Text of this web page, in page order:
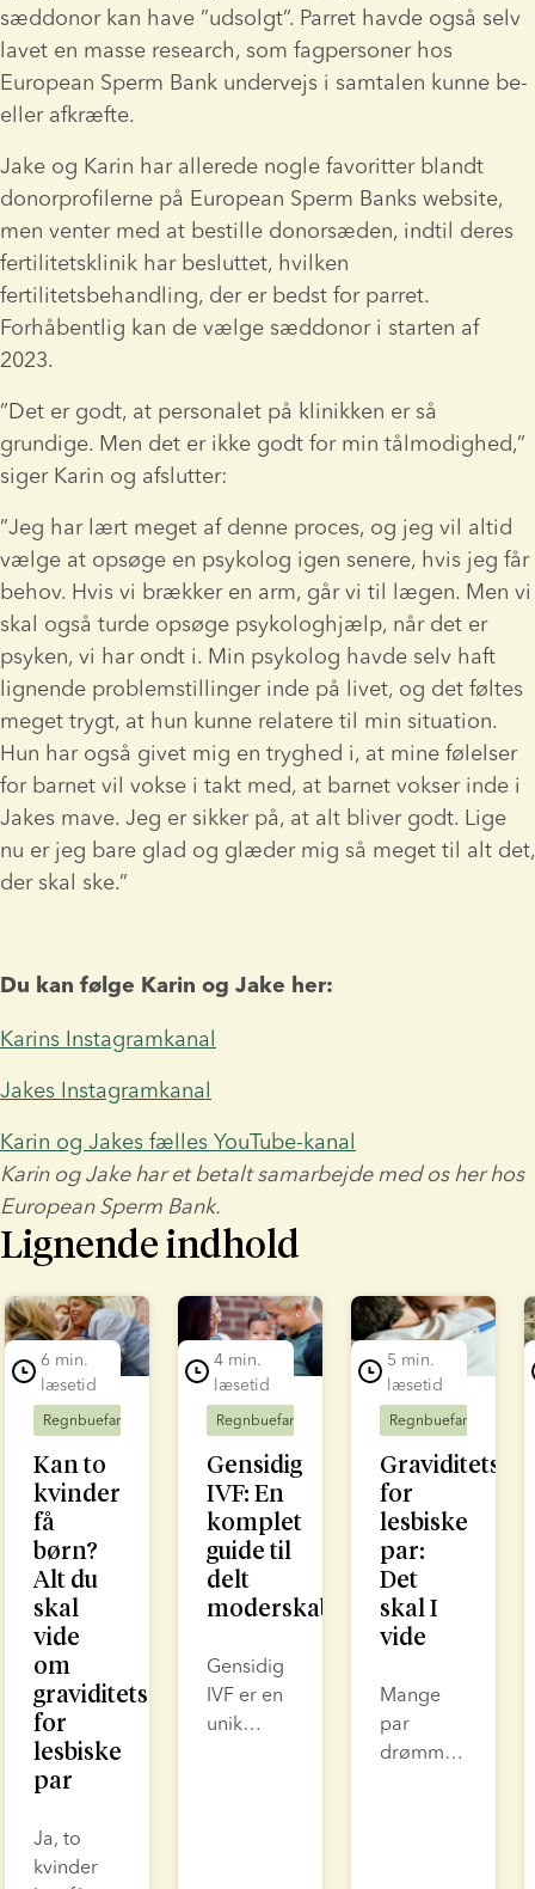
sæddonor kan have ”udsolgt”. Parret havde også selv
lavet en masse research, som fagpersoner hos
European Sperm Bank undervejs i samtalen kunne be-
eller afkræfte.
Jake og Karin har allerede nogle favoritter blandt
donorprofilerne på European Sperm Banks website,
men venter med at bestille donorsæden, indtil deres
fertilitetsklinik har besluttet, hvilken
fertilitetsbehandling, der er bedst for parret.
Forhåbentlig kan de vælge sæddonor i starten af
2023.
”Det er godt, at personalet på klinikken er så
grundige. Men det er ikke godt for min tålmodighed,”
siger Karin og afslutter:
”Jeg har lært meget af denne proces, og jeg vil altid
vælge at opsøge en psykolog igen senere, hvis jeg får
behov. Hvis vi brækker en arm, går vi til lægen. Men vi
skal også turde opsøge psykologhjælp, når det er
psyken, vi har ondt i. Min psykolog havde selv haft
lignende problemstillinger inde på livet, og det føltes
meget trygt, at hun kunne relatere til min situation.
Hun har også givet mig en tryghed i, at mine følelser
for barnet vil vokse i takt med, at barnet vokser inde i
Jakes mave. Jeg er sikker på, at alt bliver godt. Lige
nu er jeg bare glad og glæder mig så meget til alt det,
der skal ske.”
Du kan følge Karin og Jake her:
Karins Instagramkanal
Jakes Instagramkanal
Karin og Jakes fælles YouTube-kanal
Karin og Jake har et betalt samarbejde med os her hos
European Sperm Bank.
Lignende indhold
1 of 7
6 min.
læsetid
Regnbuefamilier Fertilitetsbehandling
Kan to
kvinder
få
børn?
Alt du
skal
vide
om
graviditetsmuligheder
for
lesbiske
par
Ja, to
kvinder
4 min.
læsetid
Regnbuefamilier Fertilitetsbehandling
Gensidig
IVF: En
komplet
guide til
delt
moderskab
Gensidig
IVF er en
unik
5 min.
læsetid
Regnbuefamilier
for
lesbiske
par:
Det
skal I
vide
Mange
par
drømmer